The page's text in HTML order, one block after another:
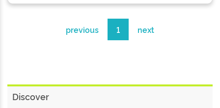
previous 1 next
Discover